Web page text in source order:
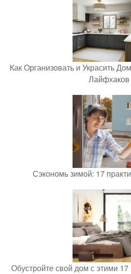
Как Организовать и Украсить
Лайфхаков
Сэкономь зимой: 17
Обустройте свой дом с этими